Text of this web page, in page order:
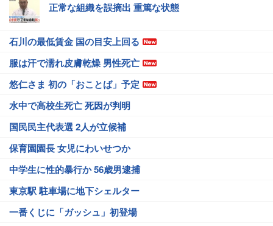
正常な組織を誤摘出 重篤な状態
石川の最低賃金 国の目安上回る
服は汗で濡れ皮膚乾燥 男性死亡
悠仁さま 初の「おことば」予定
水中で高校生死亡 死因が判明
国民民主代表選 2人が立候補
保育園園長 女児にわいせつか
中学生に性的暴行か 56歳男逮捕
東京駅 駐車場に地下シェルター
一番くじに「ガッシュ」初登場